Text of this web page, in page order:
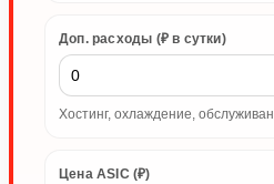
Доп. расходы (₽ в сутки)
Хостинг, охлаждение,
Цена ASIC (₽)